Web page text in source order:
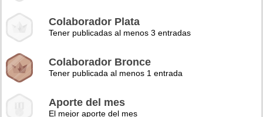
Colaborador Plata
Tener publicadas al menos 3 entradas
Colaborador Bronce
Tener publicada al menos 1 entrada
Aporte del mes
El mejor aporte del mes